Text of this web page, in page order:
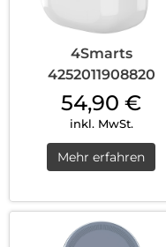
4Smarts
4252011908820
54,90 €
inkl. MwSt.
Mehr erfahren